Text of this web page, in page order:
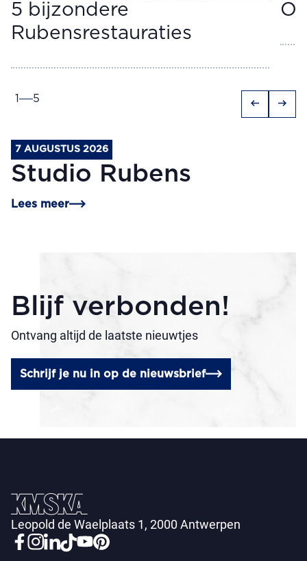
5 bijzondere
Rubensrestauraties
1 5 arrow_left_alt arrow_right_alt
7 AUGUSTUS 2026
Studio Rubens
Lees meer
Blijf verbonden!
Ontvang altijd de laatste nieuwtjes
Schrijf je nu in op de nieuwsbrief
Leopold de Waelplaats 1, 2000 Antwerpen